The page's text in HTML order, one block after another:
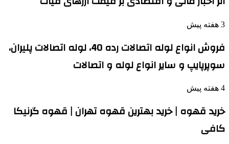
3 هفته پیش
فروش انواع لوله اتصالات رده 40، لوله اتصالات پلیران،
سوپرپایپ و سایر انواع لوله و اتصالات
4 هفته پیش
خرید قهوه | خرید بهترین قهوه تهران | قهوه گرنیکا
کافی